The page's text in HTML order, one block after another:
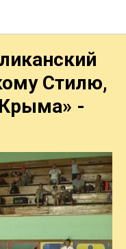
Стилю,
-